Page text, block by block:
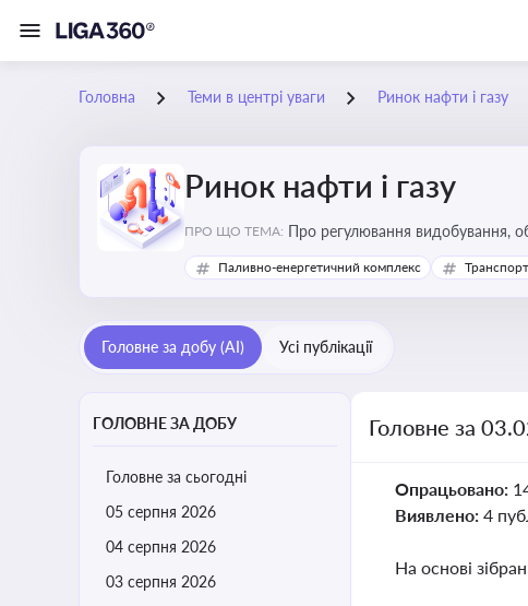
Головна Теми в центрі уваги Ринок нафти і газу
Ринок нафти і газу
ПРО ЩО ТЕМА: Про регулювання видобування,
безпеки, інвестицій у галузь та
Паливно-енергетичний комплекс Транспорт
Головне за добу (AI) Усі публікації
ГОЛОВНЕ ЗА ДОБУ
Головне за сьогодні
05 серпня 2026
04 серпня 2026
03 серпня 2026
Головне за
Опрацьовано:
Виявлено: 4
На основі